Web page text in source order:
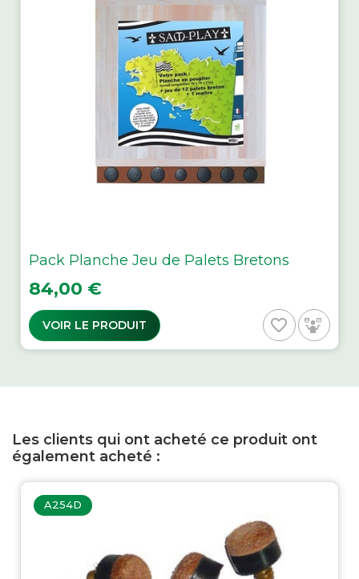
Pack Planche Jeu de Palets Bretons
Prix
84,00 €
VOIR LE PRODUIT favorite_border
Les clients qui ont acheté ce produit ont
également acheté :
A254D